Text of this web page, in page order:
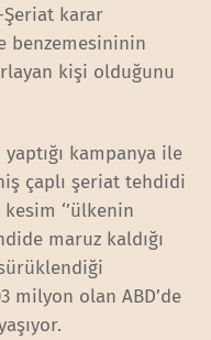
karar
benzemesininin
kişi olduğunu
kampanya ile
çaplı şeriat tehdidi
‘’ülkenin
maruz kaldığı
milyon olan ABD’de